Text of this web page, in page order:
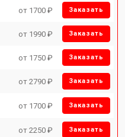
от 1700 ₽ Заказать
от 1990 ₽ Заказать
от 1750 ₽ Заказать
от 2790 ₽ Заказать
от 1700 ₽ Заказать
от 2250 ₽ Заказать